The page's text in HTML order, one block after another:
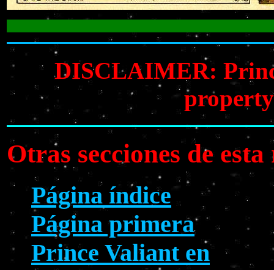
DISCLAIMER:
Otras secciones de
Página índice
Página primera
Prince Valiant en